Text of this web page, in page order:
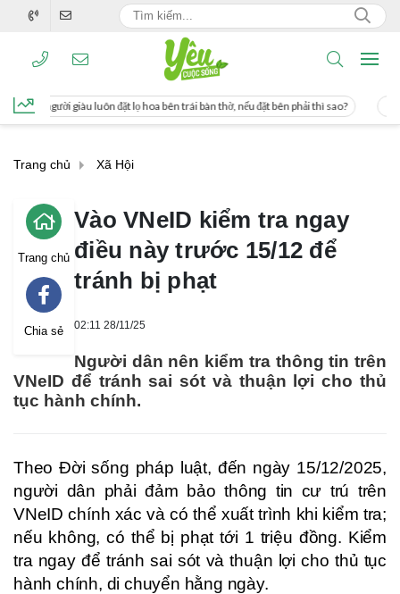
lọ hoa bên trái bàn thờ, nếu đặt bên phải thì sao? Cách uống nước mía
Trang chủ Xã Hội
Trang chủ
Chia sẻ
Vào VNeID kiểm tra ngay
điều này trước 15/12 để
tránh bị phạt
02:11 28/11/25
Người dân nên kiểm tra thông tin trên
VNeID để tránh sai sót và thuận lợi cho thủ
tục hành chính.
Theo Đời sống pháp luật, đến ngày 15/12/2025,
người dân phải đảm bảo thông tin cư trú trên
VNeID chính xác và có thể xuất trình khi kiểm tra;
nếu không, có thể bị phạt tới 1 triệu đồng. Kiểm
tra ngay để tránh sai sót và thuận lợi cho thủ tục
hành chính, di chuyển hằng ngày.